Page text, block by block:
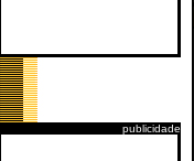
publicidade